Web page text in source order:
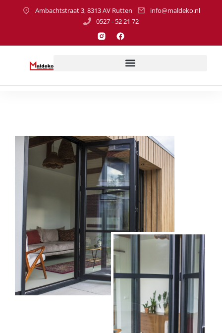
Ambachtstraat 3, 8313 AV Rutten
info@maldeko.nl
0527 - 52 21 72